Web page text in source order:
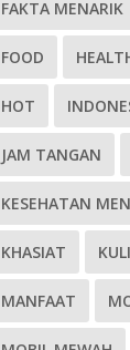
FAKTA MENARIK
FOOD
HOT
JAM TANGAN
KESEHATAN
KHASIAT
MANFAAT